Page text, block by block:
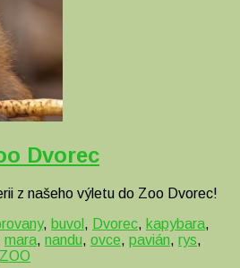
Dvorec
z našeho výletu do Zoo Dvorec!
, buvol , Dvorec, kapybara,
mara, nandu, ovce, pavián, rys,
ZOO